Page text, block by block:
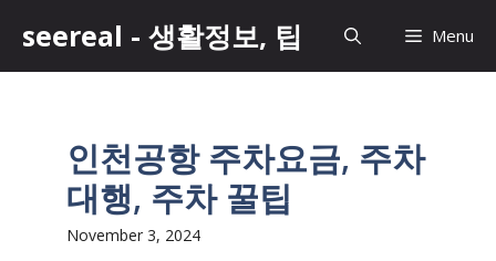
content
seereal - 생활정보, 팁 Menu
인천공항 주차요금, 주차
대행, 주차 꿀팁
November 3, 2024